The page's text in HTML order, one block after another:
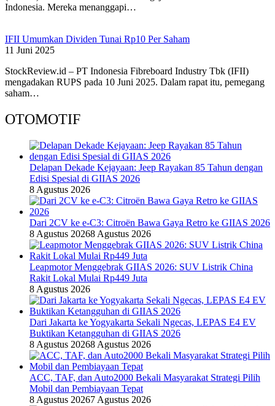
Indonesia. Mereka menanggapi…
IFII Umumkan Dividen Tunai Rp10 Per Saham
11 Juni 2025
StockReview.id – PT Indonesia Fibreboard Industry Tbk (IFII)
mengadakan RUPS pada 10 Juni 2025. Dalam rapat itu, pemegang
saham…
OTOMOTIF
Delapan Dekade Kejayaan: Jeep Rayakan 85 Tahun dengan
Edisi Spesial di GIIAS 2026
8 Agustus 2026
Dari 2CV ke e-C3: Citroën Bawa Gaya Retro ke GIIAS 2026
8 Agustus 20268 Agustus 2026
Leapmotor Menggebrak GIIAS 2026: SUV Listrik China
Rakit Lokal Mulai Rp449 Juta
8 Agustus 2026
Dari Jakarta ke Yogyakarta Sekali Ngecas, LEPAS E4 EV
Buktikan Ketangguhan di GIIAS 2026
8 Agustus 20268 Agustus 2026
ACC, TAF, dan Auto2000 Bekali Masyarakat Strategi Pilih
Mobil dan Pembiayaan Tepat
8 Agustus 20267 Agustus 2026